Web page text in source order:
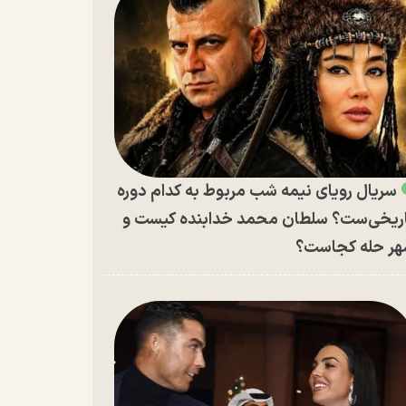
سریال رویای نیمه شب مربوط به کدام دوره
سلطان محمد خدابنده کیست و
حله کجاست؟